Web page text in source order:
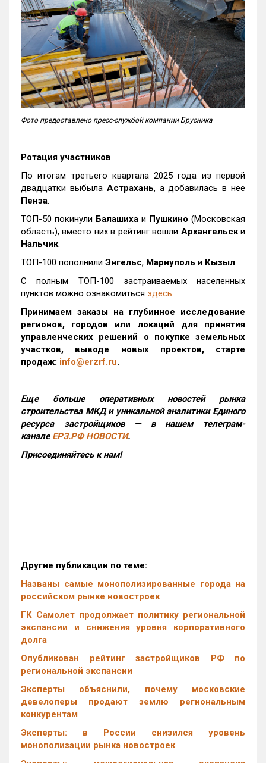
Фото предоставлено пресс-службой компании Брусника
Ротация участников
По итогам третьего квартала 2025 года из первой
двадцатки выбыла Астрахань, а добавилась в нее
Пенза.
ТОП-50 покинули Балашиха и Пушкино (Московская
область), вместо них в рейтинг вошли Архангельски
Нальчик.
ТОП-100 пополнили Энгельс, Мариуполь и Кызыл.
С полным ТОП-100 застраиваемых населенных
пунктов можно ознакомиться здесь.
Принимаем заказы на глубинное исследование
регионов, городов или локаций для принятия
управленческих решений о покупке земельных
участков, выводе новых проектов, старте
продаж: info@erzrf.ru.
Еще больше оперативных новостей рынка
строительства МКД и уникальной аналитики Единого
ресурса застройщиков — в нашем телеграм-
канале ЕРЗ.РФ НОВОСТИ.
Присоединяйтесь к нам!
Другие публикации по теме:
Названы самые монополизированные города на
российском рынке новостроек
ГК Самолет продолжает политику региональной
экспансии и снижения уровня корпоративного
долга
Опубликован рейтинг застройщиков РФ по
региональной экспансии
Эксперты объяснили, почему московские
девелоперы продают землю региональным
конкурентам
Эксперты: в России снизился уровень
монополизации рынка новостроек